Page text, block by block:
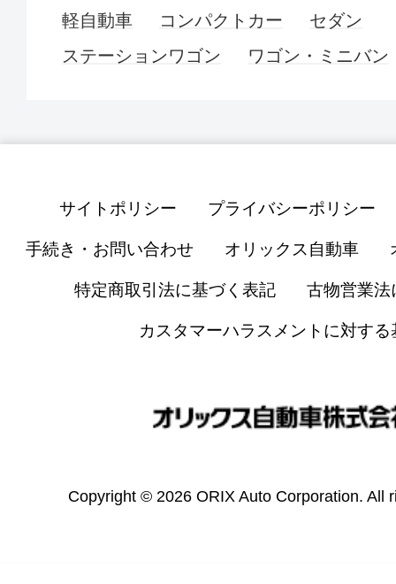
軽自動車 コンパクトカー
セダン
ステーションワゴン
ワゴン・ミニバン
サイトポリシー プライバシーポリシー
手続き・お問い合わせ オリックス自動車
特定商取引法に基づく表記 古物営業法
カスタマーハラスメントに対する
Copyright © 2026 ORIX Auto Corporation. All